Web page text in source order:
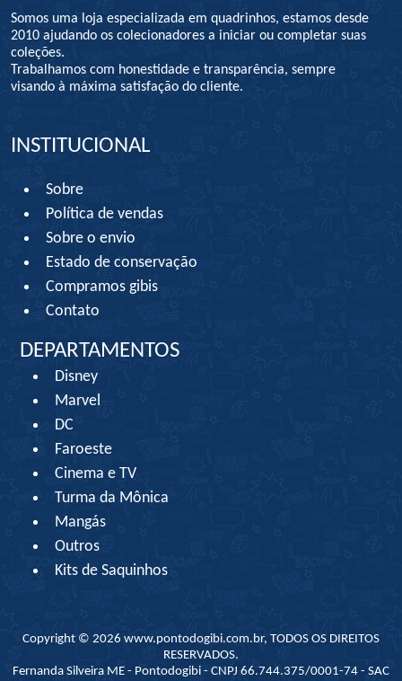
Somos uma loja especializada em quadrinhos, estamos desde
2010 ajudando os colecionadores a iniciar ou completar suas
coleções.
Trabalhamos com honestidade e transparência, sempre
visando à máxima satisfação do cliente.
INSTITUCIONAL
Sobre
Política de vendas
Sobre o envio
Estado de conservação
Compramos gibis
Contato
DEPARTAMENTOS
Disney
Marvel
DC
Faroeste
Cinema e TV
Turma da Mônica
Mangás
Outros
Kits de Saquinhos
Copyright © 2026 www.pontodogibi.com.br, TODOS OS DIREITOS
RESERVADOS.
Fernanda Silveira ME - Pontodogibi - CNPJ 66.744.375/0001-74 - SAC